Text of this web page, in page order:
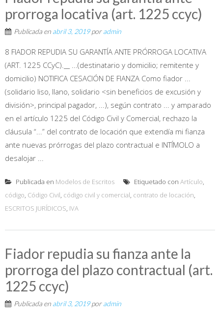
prorroga locativa (art. 1225 ccyc)
Publicada en abril 3, 2019poradmin
8 FIADOR REPUDIA SU GARANTÍA ANTE PRÓRROGA LOCATIVA
(ART. 1225 CCyC).__ ...(destinatario y domicilio; remitente y
domicilio) NOTIFICA CESACIÓN DE FIANZA Como fiador ...
(solidario liso, llano, solidario <sin beneficios de excusión y
división>, principal pagador, ...), según contrato ... y amparado
en el artículo 1225 del Código Civil y Comercial, rechazo la
cláusula “...” del contrato de locación que extendía mi fianza
ante nuevas prórrogas del plazo contractual e INTÍMOLO a
desalojar ...
Publicada en Modelos de Escritos Etiquetado con Artículo,
código, Código Civil, código civil y comercial, contrato de locación,
ESCRITOS JURÍDICOS, IVA
Fiador repudia su fianza ante la
prorroga del plazo contractual (art.
1225 ccyc)
Publicada en abril 3, 2019poradmin